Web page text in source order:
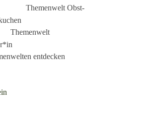
Themenwelt Obst-
Themenwelt
entdecken